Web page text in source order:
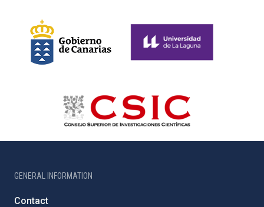
GENERAL INFORMATION
Contact